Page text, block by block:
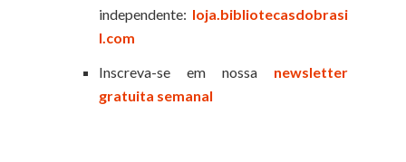
independente: loja.bibliotecasdobrasi
l.com
Inscreva-se em nossa newsletter
gratuita semanal